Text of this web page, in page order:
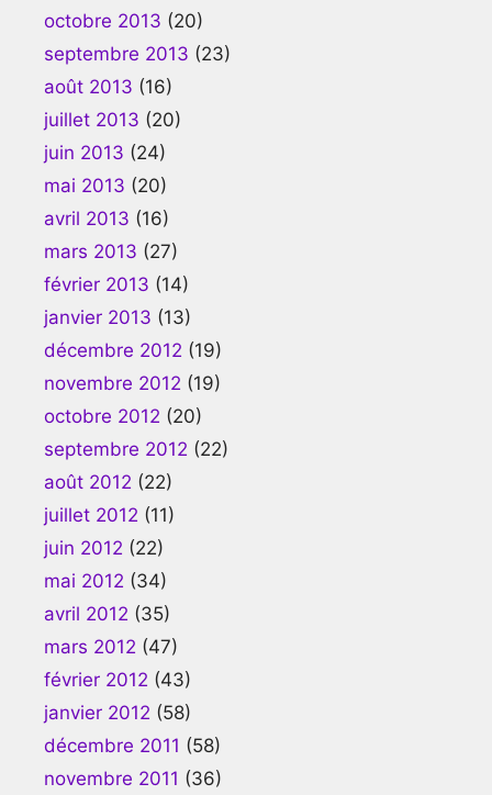
octobre 2013 (20)
septembre 2013 (23)
août 2013 (16)
juillet 2013 (20)
juin 2013 (24)
mai 2013 (20)
avril 2013 (16)
mars 2013 (27)
février 2013 (14)
janvier 2013 (13)
décembre 2012 (19)
novembre 2012 (19)
octobre 2012 (20)
septembre 2012 (22)
août 2012 (22)
juillet 2012 (11)
juin 2012 (22)
mai 2012 (34)
avril 2012 (35)
mars 2012 (47)
février 2012 (43)
janvier 2012 (58)
décembre 2011 (58)
novembre 2011 (36)